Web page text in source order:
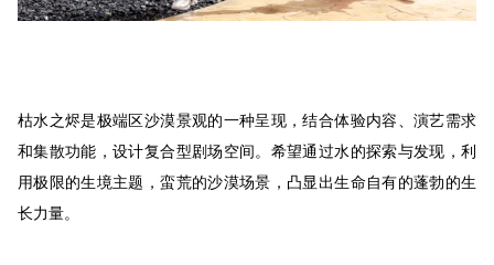
枯水之烬是极端区沙漠景观的一种呈现，结合体验内容、演艺需求
和集散功能，设计复合型剧场空间。希望通过水的探索与发现，利
用极限的生境主题，蛮荒的沙漠场景，凸显出生命自有的蓬勃的生
长力量。